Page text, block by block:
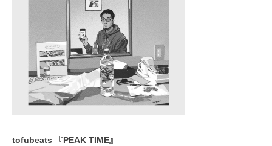
tofubeats 『PEAK TIME』